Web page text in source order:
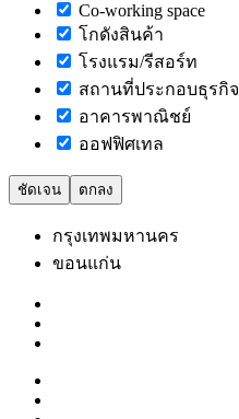
Co-working space
โกดังสินค้า
โรงแรม/รีสอร์ท
สถานที่ประกอบธุรกิจ
อาคารพาณิชย์
ออฟฟิศเทล
ชัดเจน ตกลง
กรุงเทพมหานคร
ขอนแก่น